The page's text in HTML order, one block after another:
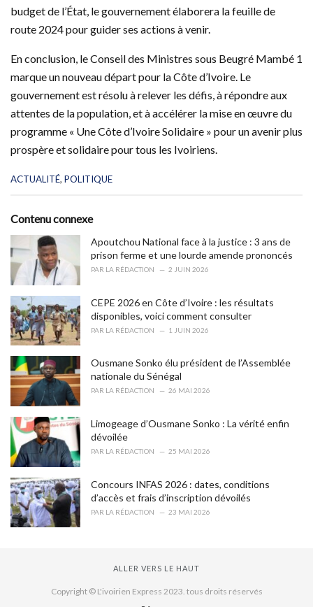
budget de l’État, le gouvernement élaborera la feuille de
route 2024 pour guider ses actions à venir.
En conclusion, le Conseil des Ministres sous Beugré Mambé 1
marque un nouveau départ pour la Côte d’Ivoire. Le
gouvernement est résolu à relever les défis, à répondre aux
attentes de la population, et à accélérer la mise en œuvre du
programme « Une Côte d’Ivoire Solidaire » pour un avenir plus
prospère et solidaire pour tous les Ivoiriens.
C
e
r
e
:
ACTUALITÉ, POLITIQUE
Contenu connexe
Apoutchou National face à la justice : 3 ans de
prison ferme et une lourde amende prononcés
PAR LA RÉDACTION 2 JUIN 2026
CEPE 2026 en Côte d’Ivoire : les résultats
disponibles, voici comment consulter
PAR LA RÉDACTION 1 JUIN 2026
Ousmane Sonko élu président de l’Assemblée
nationale du Sénégal
PAR LA RÉDACTION 26 MAI 2026
Limogeage d’Ousmane Sonko : La vérité enfin
dévoilée
PAR LA RÉDACTION 25 MAI 2026
Concours INFAS 2026 : dates, conditions
d’accès et frais d’inscription dévoilés
PAR LA RÉDACTION 23 MAI 2026
ALLER VERS LE HAUT
Copyright © L'ivoirien Express 2023. tous droits réservés